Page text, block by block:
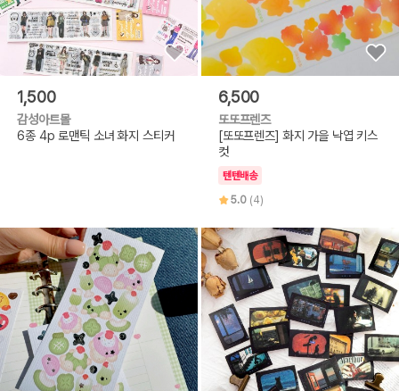
1,500
감성아트몰
6종 4p 로맨틱 소녀 화지 스티커
6,500
또또프렌즈
[또또프렌즈] 화지 가을 낙엽 키스
컷
텐텐배송
5.0 (4)